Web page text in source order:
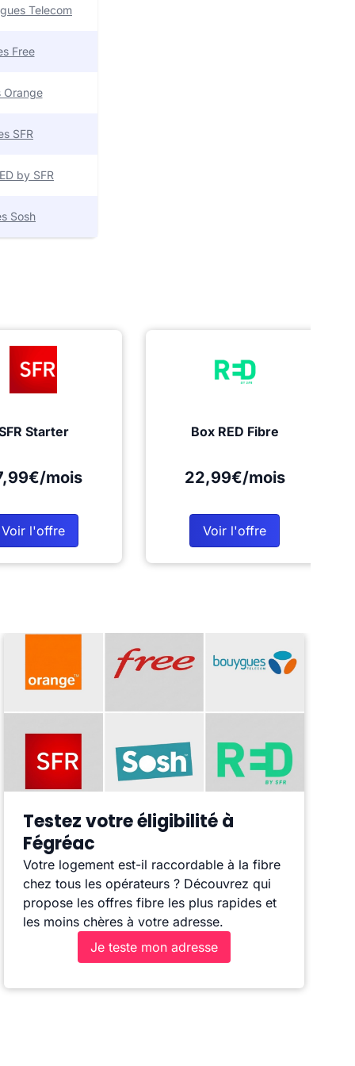
Telecom
Free
Orange
SFR
by SFR
Sosh
Starter
mois
Voir l'offre
Box RED Fibre
22,99€/mois
Voir l'offre
Testez votre éligibilité à
Fégréac
Votre logement est-il raccordable à la fibre
chez tous les opérateurs ? Découvrez qui
propose les offres fibre les plus rapides et
les moins chères à votre adresse.
Je teste mon adresse